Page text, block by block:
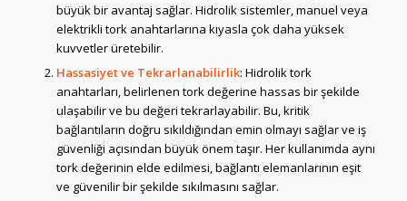
büyük bir avantaj sağlar. Hidrolik sistemler, manuel veya
elektrikli tork anahtarlarına kıyasla çok daha yüksek
kuvvetler üretebilir.
Hassasiyet ve Tekrarlanabilirlik: Hidrolik tork
anahtarları, belirlenen tork değerine hassas bir şekilde
ulaşabilir ve bu değeri tekrarlayabilir. Bu, kritik
bağlantıların doğru sıkıldığından emin olmayı sağlar ve iş
güvenliği açısından büyük önem taşır. Her kullanımda aynı
tork değerinin elde edilmesi, bağlantı elemanlarının eşit
ve güvenilir bir şekilde sıkılmasını sağlar.